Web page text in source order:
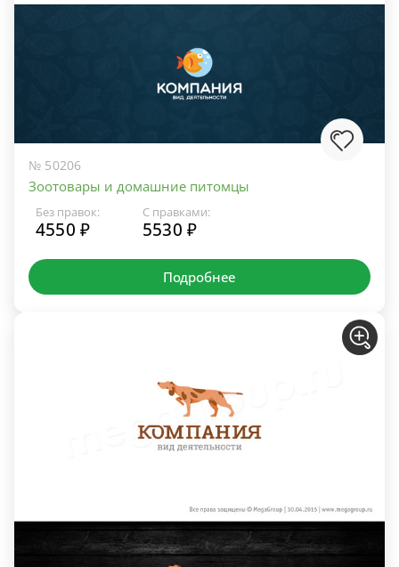
№ 50206
Зоотовары и домашние питомцы
Без правок:
4550 ₽
С правками:
5530 ₽
Подробнее